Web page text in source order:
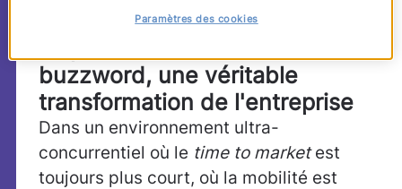
pour changer la culture de l’entreprise
buzzword, une véritable
transformation de l'entreprise
Dans un environnement ultra-
concurrentiel où le time to marketest
toujours plus court, où la mobilité est
Paramètres des cookies